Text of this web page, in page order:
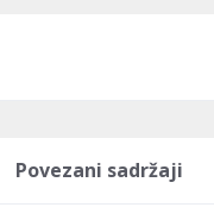
Povezani sadržaji